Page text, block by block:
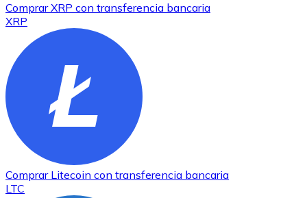
ComprarXRP con transferencia bancaria
XRP
Comprar Litecoin con transferencia bancaria
LTC